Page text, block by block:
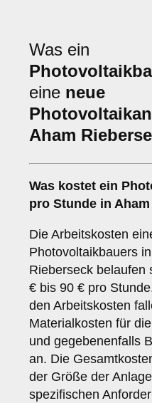
Was ein
eine neue
Aham
Was kostet ein
pro Stunde in
Die Arbeitskosten
Photovoltaikbauers
Rieberseck belaufen
€ bis 90 € pro
den Arbeitskosten
Materialkosten für
und gegebenenfalls
an. Die
der Größe der
spezifischen